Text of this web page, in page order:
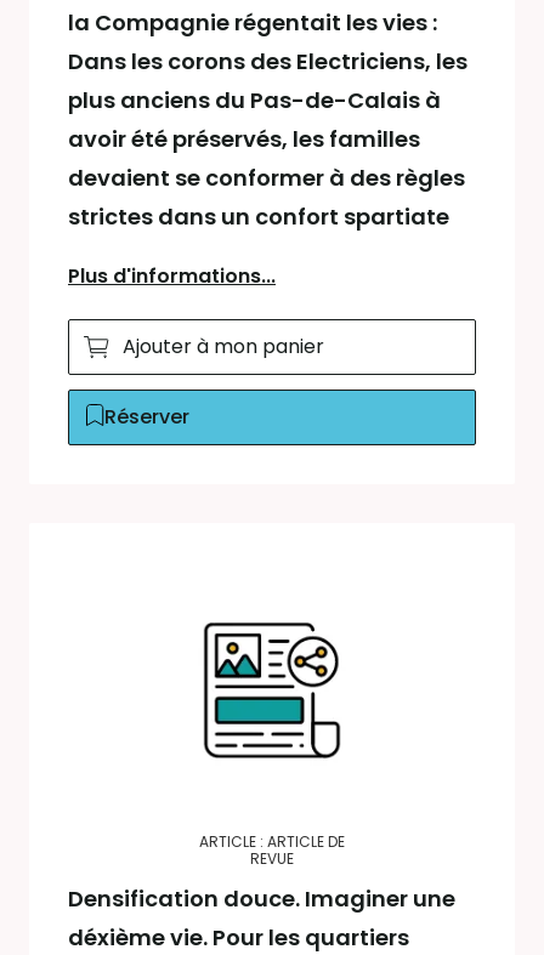
la Compagnie régentait les vies :
Dans les corons des Electriciens, les
plus anciens du Pas-de-Calais à
avoir été préservés, les familles
devaient se conformer à des règles
strictes dans un confort spartiate
Plus d'informations...
Ajouter à mon panier
Réserver
ARTICLE : ARTICLE DE
REVUE
Densification douce. Imaginer une
déxième vie. Pour les quartiers